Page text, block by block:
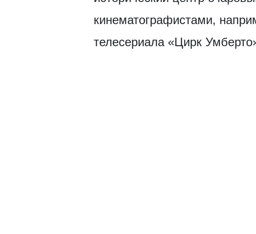
кинематографистами,
телесериала «Цирк